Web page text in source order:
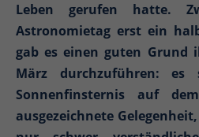
Leben gerufen hatte.
Astronomietag erst ein
gab es einen guten Grund
März durchzuführen: es
Sonnenfinsternis auf
ausgezeichnete